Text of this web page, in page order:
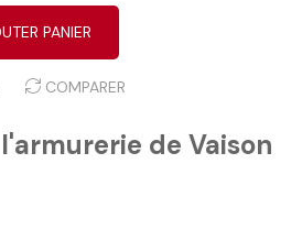
PANIER
COMPARER
de Vaison